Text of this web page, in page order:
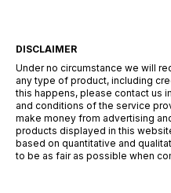
DISCLAIMER
Under no circumstance we will
any type of product, including
this happens, please contact us
and conditions of the service
make money from advertising
products displayed in this
based on quantitative and
to be as fair as possible when